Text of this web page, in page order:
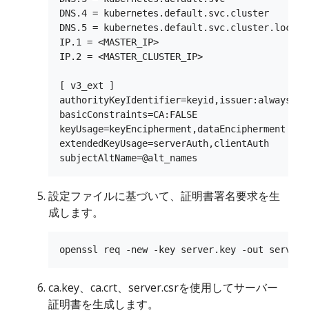
DNS.4 = kubernetes.default.svc.cluster
DNS.5 = kubernetes.default.svc.cluster.local
IP.1 = <MASTER_IP>
IP.2 = <MASTER_CLUSTER_IP>
[ v3_ext ]
authorityKeyIdentifier=keyid,issuer:always
basicConstraints=CA:FALSE
keyUsage=keyEncipherment,dataEncipherment
extendedKeyUsage=serverAuth,clientAuth
設定ファイルに基づいて、証明書署名要求を生
成します。
ca.key、ca.crt、server.csrを使用してサーバー
証明書を生成します。